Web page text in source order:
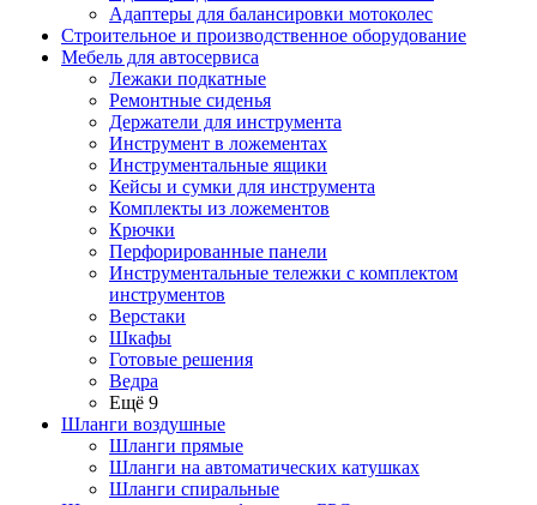
Адаптеры для балансировки мотоколес
Строительное и производственное оборудование
Мебель для автосервиса
Лежаки подкатные
Ремонтные сиденья
Держатели для инструмента
Инструмент в ложементах
Инструментальные ящики
Кейсы и сумки для инструмента
Комплекты из ложементов
Крючки
Перфорированные панели
Инструментальные тележки с комплектом
инструментов
Верстаки
Шкафы
Готовые решения
Ведра
Ещё 9
Шланги воздушные
Шланги прямые
Шланги на автоматических катушках
Шланги спиральные